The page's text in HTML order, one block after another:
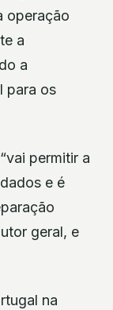
operação
a
a
para os
permitir a
e é
geral, e
na